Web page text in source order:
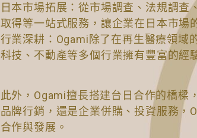
日本市場拓展：從市場調查、法規調查
取得等一站式服務，讓企業在日本市場
行業深耕：Ogami除了在再生醫療領域
科技、不動產等多個行業擁有豐富的經
此外，Ogami擅長搭建台日合作的橋樑
品牌行銷，還是企業併購、投資服務，
合作與發展。